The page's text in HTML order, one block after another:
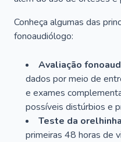
Conheça algumas das
fonoaudiólogo:
Avaliação
dados por meio de
e exames
possíveis distúrbios e
Teste da orelhinha
primeiras 48 horas de